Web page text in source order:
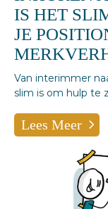
IS HET
JE
Van interimmer
slim is om hulp te
Lees Meer